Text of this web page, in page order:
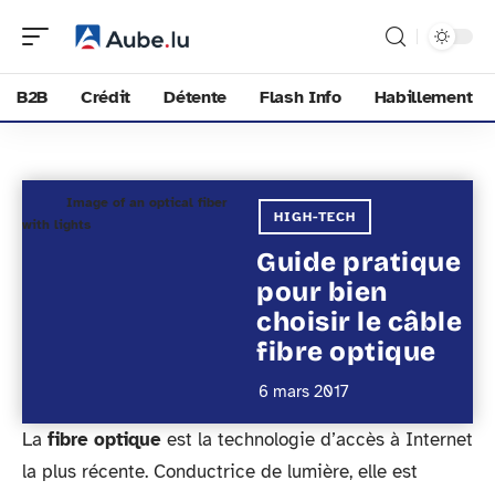
B2B Crédit Détente Flash Info Habillement
Image of an optical fiber
with lights
HIGH-TECH
Guide pratique
pour bien
choisir le câble
fibre optique
6 mars 2017
La fibre optique est la technologie d’accès à Internet
la plus récente. Conductrice de lumière, elle est